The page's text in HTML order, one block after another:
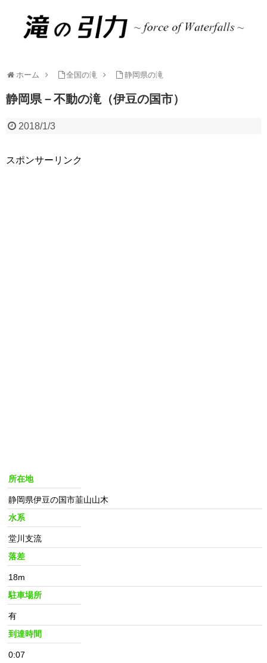
ホーム 全国の滝 静岡県の滝
静岡県－不動の滝（伊豆の国市）
2018/1/3
スポンサーリンク
所在地
静岡県伊豆の国市韮山山木
水系
堂川支流
落差
18m
駐車場所
有
到達時間
0:07